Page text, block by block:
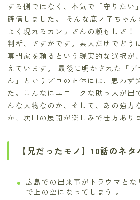
する側ではなく、本気で「守りたい
確信しました。 そんな鹿ノ子ちゃ
よく現れるカンナさんの頼もしさ！
判断、さすがです。素人だけでどう
専門家を頼るという現実的な選択が
えています。 最後に明かされた「
ん」というプロの正体には、思わず
た。こんなにユニークな助っ人が出
んな人物なのか、そして、あの強力
か、次回の展開が楽しみで仕方あり
【兄だったモノ】10話のネタ
広島での出来事がトラウマと
で上の空になってしまう 。